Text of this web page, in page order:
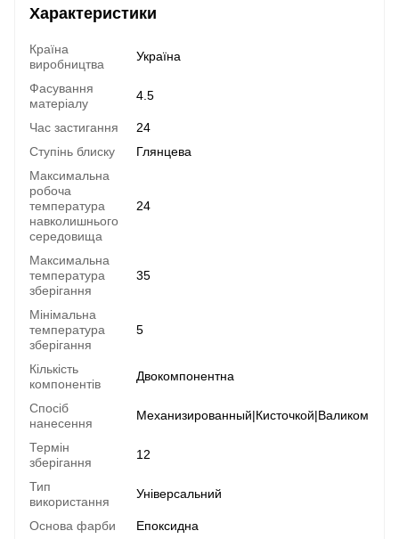
Характеристики
Країна
виробництва
Україна
Фасування
матеріалу
4.5
Час застигання
24
Ступінь блиску
Глянцева
Максимальна
робоча
температура
навколишнього
середовища
24
Максимальна
температура
зберігання
35
Мінімальна
температура
зберігання
5
Кількість
компонентів
Двокомпонентна
Спосіб
нанесення
Механизированный|Кисточкой|Валиком
Термін
зберігання
12
Тип
використання
Універсальний
Основа фарби
Епоксидна